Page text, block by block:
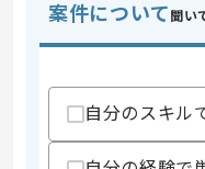
スキル
案件について 聞い
自分のスキル